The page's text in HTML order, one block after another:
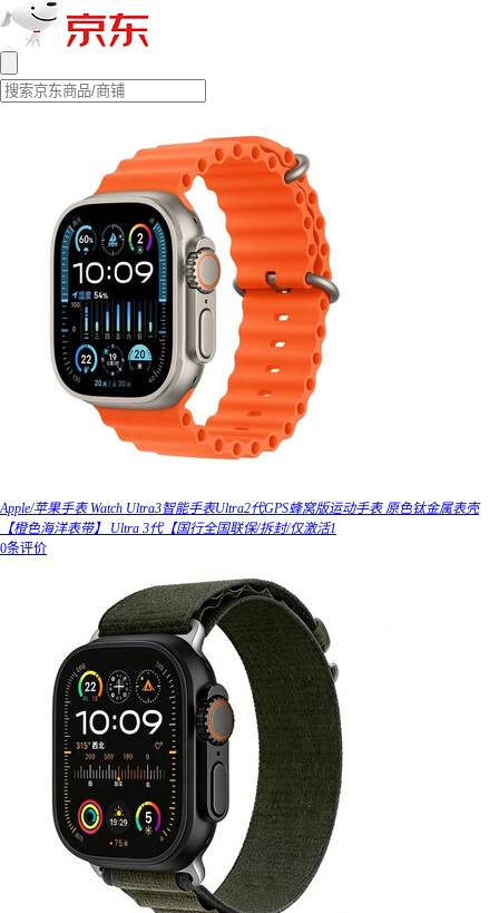
Apple/苹果手表 Watch Ultra3智能手表Ultra2代GPS蜂窝版运动手表 原色钛金属表壳
【橙色海洋表带】 Ultra 3代【国行全国联保/拆封/仅激活1
0条评价